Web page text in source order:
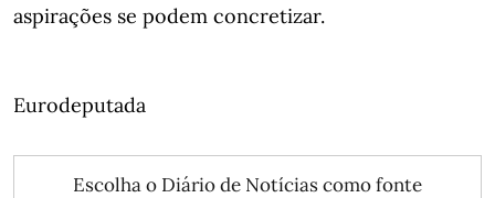
aspirações se podem concretizar.
Eurodeputada
Escolha o Diário de Notícias como fonte